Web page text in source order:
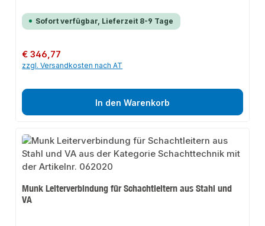
Sofort verfügbar, Lieferzeit 8-9 Tage
Regulärer Preis:
€ 346,77
zzgl. Versandkosten nach AT
In den Warenkorb
Munk Leiterverbindung für Schachtleitern aus Stahl und
VA